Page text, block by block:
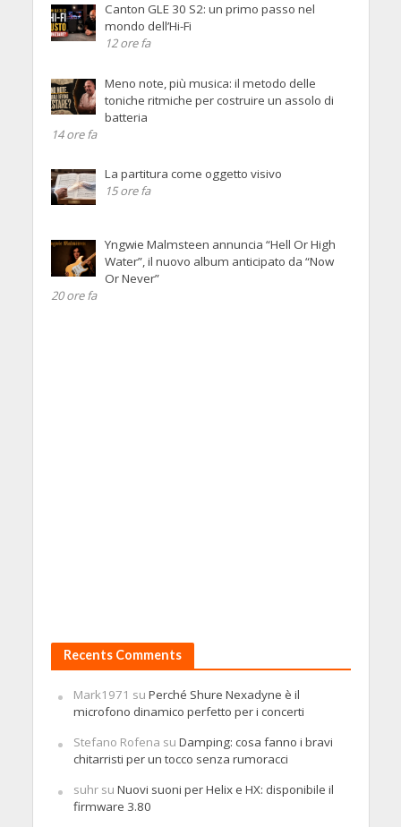
Canton GLE 30 S2: un primo passo nel
mondo dell’Hi-Fi
12 ore fa
Meno note, più musica: il metodo delle
toniche ritmiche per costruire un assolo di
batteria
14 ore fa
La partitura come oggetto visivo
15 ore fa
Yngwie Malmsteen annuncia “Hell Or High
Water”, il nuovo album anticipato da “Now
Or Never”
20 ore fa
Recents Comments
Mark1971 su Perché Shure Nexadyne è il
microfono dinamico perfetto per i concerti
Stefano Rofena su Damping: cosa fanno i bravi
chitarristi per un tocco senza rumoracci
suhrsu Nuovi suoni per Helix e HX: disponibile il
firmware 3.80